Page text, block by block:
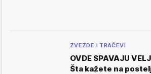
ZVEZDE I TRAČEVI
OVDE SPAVAJU
Šta kažete na